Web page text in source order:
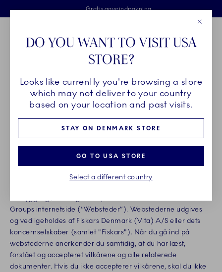
Skip Navigation
Fri levering ved køb over 500 kr. og fri retur
Gratis gaveindpakning
2 års brudgaranti
Royal Copenhagen
Breadcrumb Headlinesss
HjemLegal Brugsbetingelser og rettigheder
BRUGSBETINGELSER OG
RETTIGHEDER
Ikrafttrædelsesdato: 31. maj, 2022
Tak fordi du viser interesse for vores mærker og produkter.
Groups internetside (“Websteder”). Webstederne udgives
og vedligeholdes af Fiskars Denmark (Vita) A/S eller dets
koncernselskaber (samlet "Fiskars"). Når du gå ind på
webstederne anerkender du samtidig, at du har læst,
forstået og accepteret vilkårene og alle relaterede
dokumenter. Hvis du ikke accepterer vilkårene, skal du ikke
DO YOU WANT TO VISIT USA
STORE?
Looks like currently you're browsing a store
which may not deliver to your country
based on your location and past visits.
STAY ON DENMARK STORE
GO TO USA STORE
Select a different country